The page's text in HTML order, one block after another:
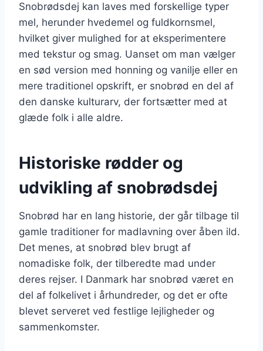
Snobrødsdej kan laves med forskellige typer
mel, herunder hvedemel og fuldkornsmel,
hvilket giver mulighed for at eksperimentere
med tekstur og smag. Uanset om man vælger
en sød version med honning og vanilje eller en
mere traditionel opskrift, er snobrød en del af
den danske kulturarv, der fortsætter med at
glæde folk i alle aldre.
Historiske rødder og
udvikling af snobrødsdej
Snobrød har en lang historie, der går tilbage til
gamle traditioner for madlavning over åben ild.
Det menes, at snobrød blev brugt af
nomadiske folk, der tilberedte mad under
deres rejser. I Danmark har snobrød været en
del af folkelivet i århundreder, og det er ofte
blevet serveret ved festlige lejligheder og
sammenkomster.